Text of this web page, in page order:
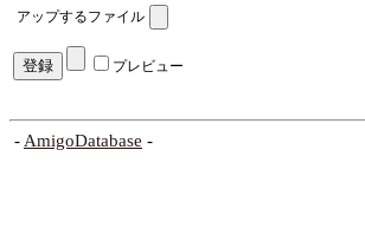
アップするファイル
プレビュー
- AmigoDatabase -